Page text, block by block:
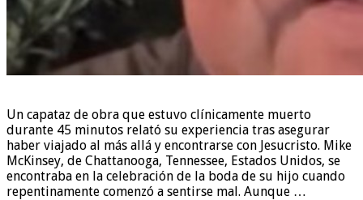
Un capataz de obra que estuvo clínicamente muerto
durante 45 minutos relató su experiencia tras asegurar
haber viajado al más allá y encontrarse con Jesucristo. Mike
McKinsey, de Chattanooga, Tennessee, Estados Unidos, se
encontraba en la celebración de la boda de su hijo cuando
repentinamente comenzó a sentirse mal. Aunque …